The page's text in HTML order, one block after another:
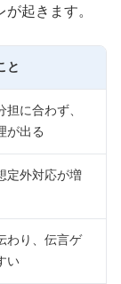
起きます。
と
に合わず、
が出る
定外対応が増
わり、伝言ゲ
い